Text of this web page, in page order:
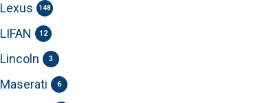
Lexus 148
LIFAN 12
Lincoln 3
Maserati 6